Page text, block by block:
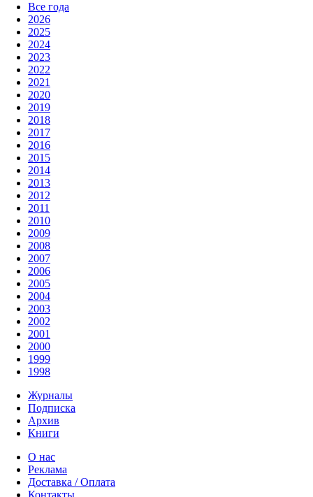
Все года
2026
2025
2024
2023
2022
2021
2020
2019
2018
2017
2016
2015
2014
2013
2012
2011
2010
2009
2008
2007
2006
2005
2004
2003
2002
2001
2000
1999
1998
Журналы
Подписка
Архив
Книги
О нас
Реклама
Доставка / Оплата
Контакты